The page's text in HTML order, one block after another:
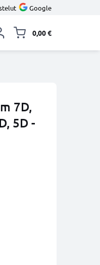
Google
0,00 €
7D,
5D -